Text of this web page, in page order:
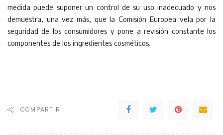
medida puede suponer un control de su uso inadecuado y nos
demuestra, una vez más, que la Comisión Europea vela por la
seguridad de los consumidores y pone a revisión constante los
componentes de los ingredientes cosméticos.
COMPARTIR